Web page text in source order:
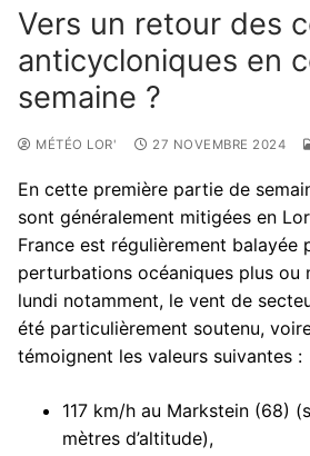
Vers un retour des
anticycloniques en
semaine ?
MÉTÉO LOR' 27 NOVEMBRE 2024
En cette première partie de
sont généralement mitigées en
France est régulièrement balayée
perturbations océaniques plus ou
lundi notamment, le vent de
été particulièrement soutenu,
témoignent les valeurs suivantes :
117 km/h au Markstein (68)
mètres d’altitude),